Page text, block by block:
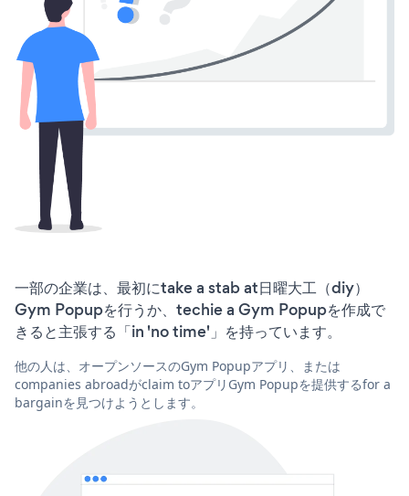
一部の企業は、最初にtake a stab at日曜大工（diy）
Gym Popupを行うか、techie a Gym Popupを作成で
きると主張する「in 'no time'」を持っています。
他の人は、オープンソースのGym Popupアプリ、または
companies abroadがclaim toアプリGym Popupを提供するfor a
bargainを見つけようとします。